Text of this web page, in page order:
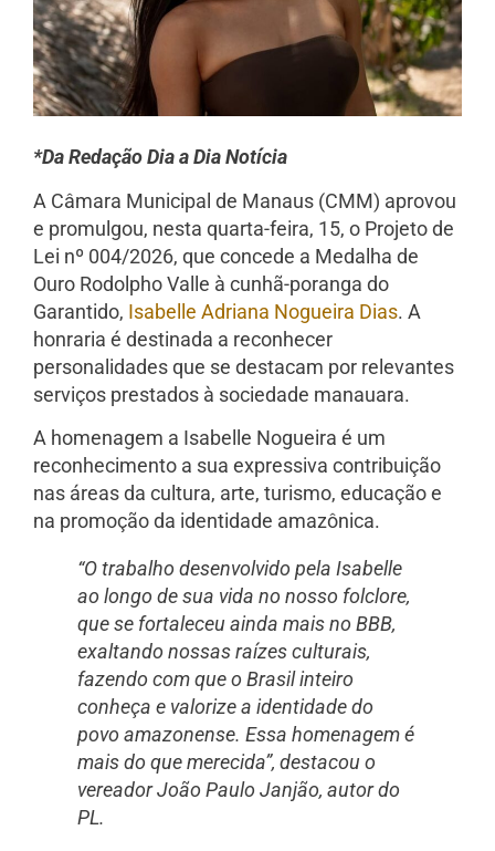
*Da Redação Dia a Dia Notícia
A Câmara Municipal de Manaus (CMM) aprovou
e promulgou, nesta quarta-feira, 15, o Projeto de
Lei nº 004/2026, que concede a Medalha de
Ouro Rodolpho Valle à cunhã-poranga do
Garantido, Isabelle Adriana Nogueira Dias. A
honraria é destinada a reconhecer
personalidades que se destacam por relevantes
serviços prestados à sociedade manauara.
A homenagem a Isabelle Nogueira é um
reconhecimento a sua expressiva contribuição
nas áreas da cultura, arte, turismo, educação e
na promoção da identidade amazônica.
“O trabalho desenvolvido pela Isabelle
ao longo de sua vida no nosso folclore,
que se fortaleceu ainda mais no BBB,
exaltando nossas raízes culturais,
fazendo com que o Brasil inteiro
conheça e valorize a identidade do
povo amazonense. Essa homenagem é
mais do que merecida”, destacou o
vereador João Paulo Janjão, autor do
PL.